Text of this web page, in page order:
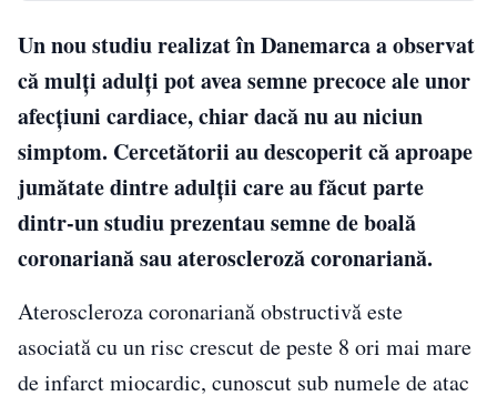
Un nou studiu realizat în Danemarca a observat
că mulți adulți pot avea semne precoce ale unor
afecțiuni cardiace, chiar dacă nu au niciun
simptom. Cercetătorii au descoperit că aproape
jumătate dintre adulții care au făcut parte
dintr-un studiu prezentau semne de boală
coronariană sau ateroscleroză coronariană.
Ateroscleroza coronariană obstructivă este
asociată cu un risc crescut de peste 8 ori mai mare
de infarct miocardic, cunoscut sub numele de atac